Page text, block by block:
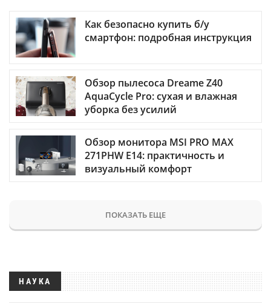
Как безопасно купить б/у
смартфон: подробная инструкция
Обзор пылесоса Dreame Z40
AquaCycle Pro: сухая и влажная
уборка без усилий
Обзор монитора MSI PRO MAX
271PHW E14: практичность и
визуальный комфорт
ПОКАЗАТЬ ЕЩЕ
НАУКА